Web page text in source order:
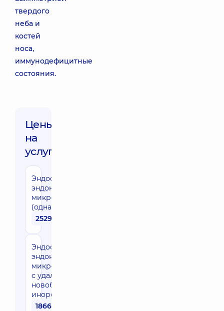
твердого
неба и
костей
носа,
иммунодефицитные
состояния.
Цены
на
услуги:
Эндоскопическая
эндоназальная
микрогайморотомия
(одна сторона)
25290 грн
Эндоскопическая
эндоназальная
микрогайморотомия
с удалением
новобразования,
инородного тела
18660 грн